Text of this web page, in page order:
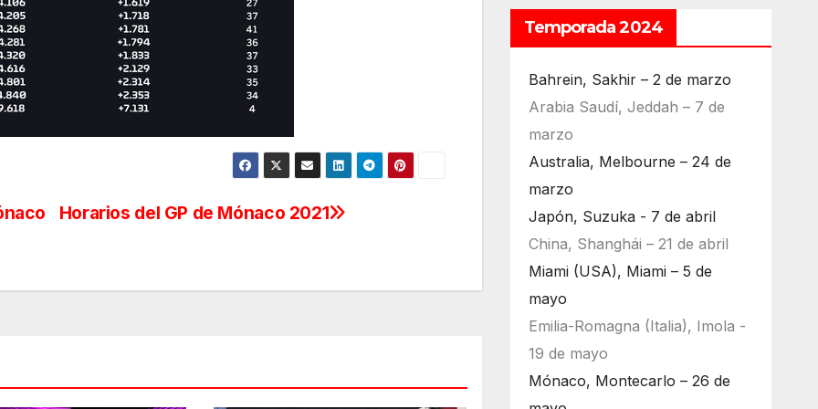
Horarios del GP de Mónaco 2021
Temporada 2024
Bahrein, Sakhir – 2 de marzo
Arabia Saudí, Jeddah – 7 de
marzo
Australia, Melbourne – 24 de
marzo
Japón, Suzuka - 7 de abril
China, Shanghái – 21 de abril
Miami (USA), Miami – 5 de
mayo
Emilia-Romagna (Italia), Imola -
19 de mayo
Mónaco, Montecarlo – 26 de